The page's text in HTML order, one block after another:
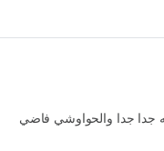
جدا جدا والحواوشي فاضي